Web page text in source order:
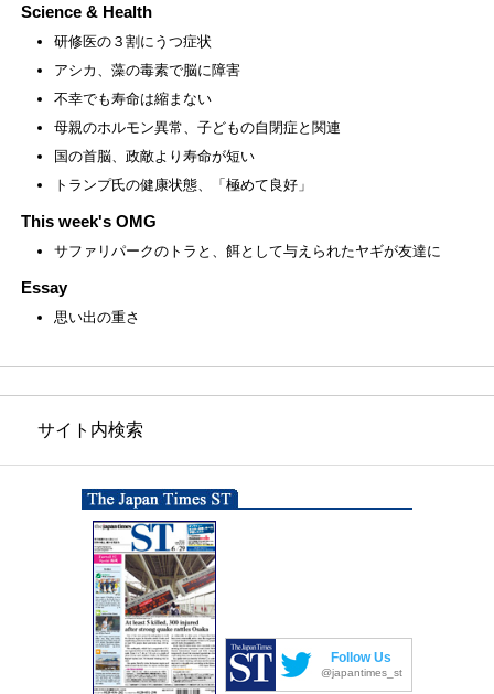
Science & Health
研修医の３割にうつ症状
アシカ、藻の毒素で脳に障害
不幸でも寿命は縮まない
母親のホルモン異常、子どもの自閉症と関連
国の首脳、政敵より寿命が短い
トランプ氏の健康状態、「極めて良好」
This week's OMG
サファリパークのトラと、餌として与えられたヤギが友達に
Essay
思い出の重さ
サイト内検索
Follow Us
@japantimes_st